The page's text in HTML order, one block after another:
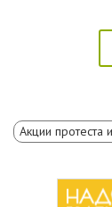
Акции протеста